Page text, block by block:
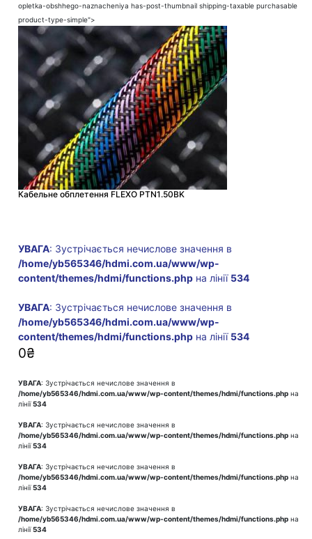
opletka-obshhego-naznacheniya has-post-thumbnail shipping-taxable purchasable
product-type-simple">
Кабельне обплетення FLEXO PTN1.50BK
УВАГА: Зустрічається нечислове значення в
/home/yb565346/hdmi.com.ua/www/wp-
content/themes/hdmi/functions.php на лінії 534
УВАГА: Зустрічається нечислове значення в
/home/yb565346/hdmi.com.ua/www/wp-
content/themes/hdmi/functions.php на лінії 534
0₴
УВАГА: Зустрічається нечислове значення в
/home/yb565346/hdmi.com.ua/www/wp-content/themes/hdmi/functions.php на
лінії534
УВАГА: Зустрічається нечислове значення в
/home/yb565346/hdmi.com.ua/www/wp-content/themes/hdmi/functions.php на
лінії534
УВАГА: Зустрічається нечислове значення в
/home/yb565346/hdmi.com.ua/www/wp-content/themes/hdmi/functions.php на
лінії534
УВАГА: Зустрічається нечислове значення в
/home/yb565346/hdmi.com.ua/www/wp-content/themes/hdmi/functions.php на
лінії534